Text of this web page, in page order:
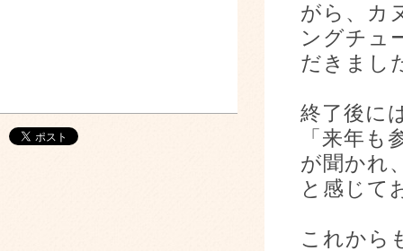
がら、カ
ングチュ
だきま
終了後に
「来年も
が聞かれ
と感じて
これから